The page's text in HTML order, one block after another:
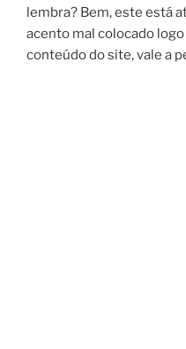
lembra? Bem, este está
acento mal colocado
conteúdo do site, vale a